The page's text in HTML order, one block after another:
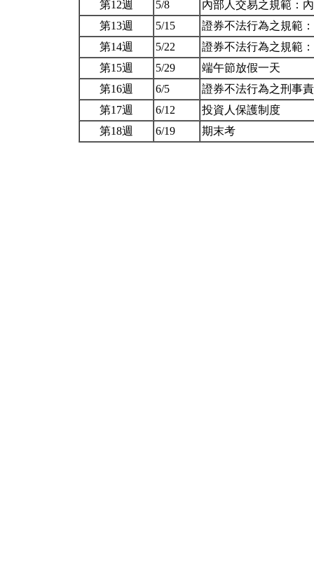
第12週 5/8
內部人交易之規範：
第13週
5/15
證券不法行為之規範
第14週
5/22
證券不法行為之規範
第15週
5/29
端午節放假一天
第16週
6/5
證券不法行為之刑事
第17週
6/12
投資人保護制度
第18週
6/19 期末考